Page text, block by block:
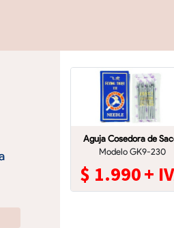
Aguja Cosedora de
Modelo GK9-230
$ 1.990+